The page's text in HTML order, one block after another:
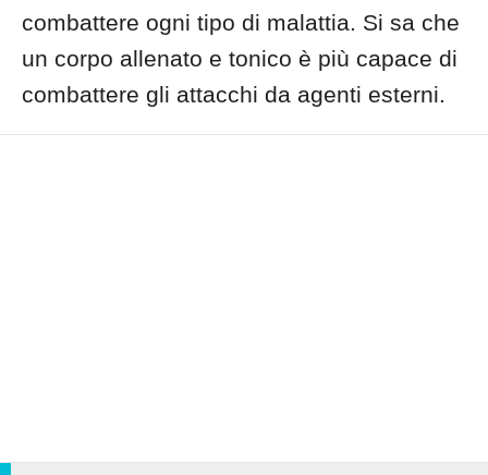
combattere ogni tipo di malattia. Si sa che
un corpo allenato e tonico è più capace di
combattere gli attacchi da agenti esterni.